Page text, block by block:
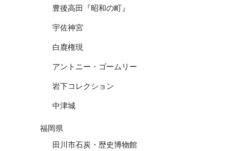
豊後高田『昭和の町』
宇佐神宮
白鹿権現
アントニー・ゴームリー
岩下コレクション
中津城
福岡県
田川市石炭・歴史博物館